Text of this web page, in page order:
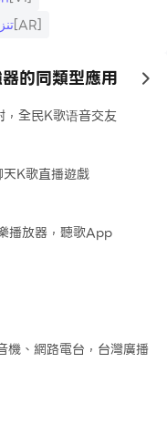
的音量；
鬧鐘響度增強器；
音量增強器“揚聲器
制您想要的任何音
戴著耳塞觀看大聲的
[AR]
的同類型應用 to
全民K歌语音交友
K歌直播遊戲
播放器，聽歌App
機、網路電台，台灣廣播